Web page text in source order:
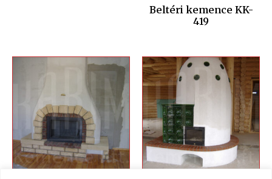
Beltéri kemence KK-
419